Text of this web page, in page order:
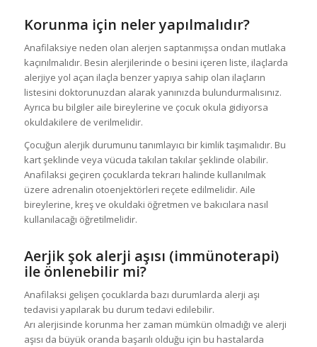
Korunma için neler yapılmalıdır?
Anafilaksiye neden olan alerjen saptanmışsa ondan mutlaka
kaçınılmalıdır. Besin alerjilerinde o besini içeren liste, ilaçlarda
alerjiye yol açan ilaçla benzer yapıya sahip olan ilaçların
listesini doktorunuzdan alarak yanınızda bulundurmalısınız.
Ayrıca bu bilgiler aile bireylerine ve çocuk okula gidiyorsa
okuldakilere de verilmelidir.
Çocuğun alerjik durumunu tanımlayıcı bir kimlik taşımalıdır. Bu
kart şeklinde veya vücuda takılan takılar şeklinde olabilir.
Anafilaksi geçiren çocuklarda tekrarı halinde kullanılmak
üzere adrenalin otoenjektörleri reçete edilmelidir. Aile
bireylerine, kreş ve okuldaki öğretmen ve bakıcılara nasıl
kullanılacağı öğretilmelidir.
Aerjik şok alerji aşısı (immünoterapi)
ile önlenebilir mi?
Anafilaksi gelişen çocuklarda bazı durumlarda alerji aşı
tedavisi yapılarak bu durum tedavi edilebilir.
Arı alerjisinde korunma her zaman mümkün olmadığı ve alerji
aşısı da büyük oranda başarılı olduğu için bu hastalarda